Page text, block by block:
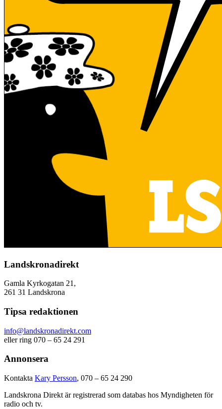
Landskronadirekt
Gamla Kyrkogatan 21,
261 31 Landskrona
Tipsa redaktionen
info@landskronadirekt.com
eller ring 070 – 65 24 291
Annonsera
Kontakta Kary Persson, 070 – 65 24 290
Landskrona Direkt är registrerad som databas hos Myndigheten för
radio och tv.